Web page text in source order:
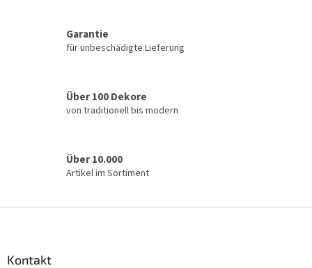
t
r
L
Garantie
für unbeschädigte Lieferung
Über 100 Dekore
von traditionell bis modern
Über 10.000
Artikel im Sortiment
Kontakt